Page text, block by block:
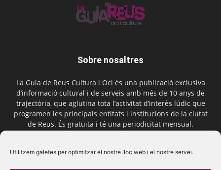
Utilitzem galetes per optimitzar el nostre lloc web i el nostre servei.
Sobre nosaltres
La Guia de Reus Cultura i Oci és una publicació exclusiva
d’informació cultural i de serveis amb més de 10 anys de
trajectòria, que aglutina tota l’activitat d’interès lúdic que
programen les principals entitats i institucions de la ciutat
de Reus. És gratuïta i té una periodicitat mensual.